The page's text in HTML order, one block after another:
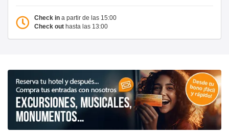
Check in a partir de las 15:00
Check out hasta las 13:00